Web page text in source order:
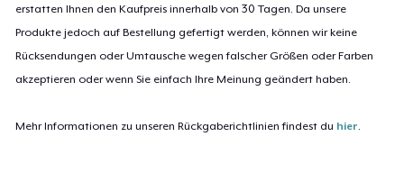
erstatten Ihnen den Kaufpreis innerhalb von 30 Tagen. Da unsere
Produkte jedoch auf Bestellung gefertigt werden, können wir keine
Rücksendungen oder Umtausche wegen falscher Größen oder Farben
akzeptieren oder wenn Sie einfach Ihre Meinung geändert haben.
Mehr Informationen zu unseren Rückgaberichtlinien findest du hier.